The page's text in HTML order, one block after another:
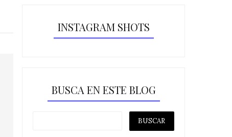
INSTAGRAM SHOTS
BUSCA EN ESTE BLOG